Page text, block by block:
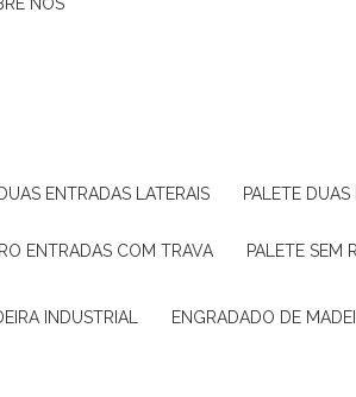
ENTRADAS LATERAIS PALETE
ENTRADAS COM TRAVA PALETE
INDUSTRIAL ENGRADADO DE